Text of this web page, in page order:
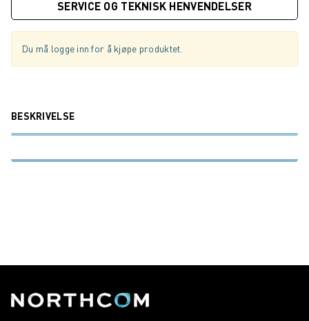
SERVICE OG TEKNISK HENVENDELSER
Du må logge inn for å kjøpe produktet.
BESKRIVELSE